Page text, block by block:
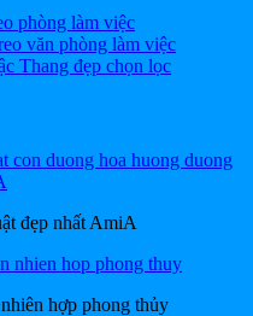
phòng làm việc
văn phòng làm việc
Thang đẹp chọn lọc
đẹp nhất AmiA
hợp phong thủy